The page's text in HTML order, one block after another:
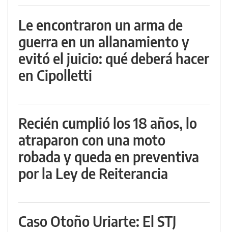
Le encontraron un arma de
guerra en un allanamiento y
evitó el juicio: qué deberá hacer
en Cipolletti
Recién cumplió los 18 años, lo
atraparon con una moto
robada y queda en preventiva
por la Ley de Reiterancia
Caso Otoño Uriarte: El STJ